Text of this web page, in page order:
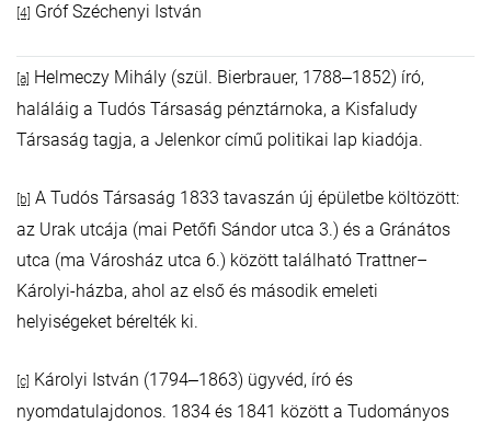
[4] Gróf Széchenyi István
[a]
Helmeczy Mihály (szül. Bierbrauer, 1788‒1852) író,
haláláig a Tudós Társaság pénztárnoka, a Kisfaludy
Társaság tagja, a Jelenkor című politikai lap kiadója.
[b] A Tudós Társaság 1833 tavaszán új épületbe költözött:
az Urak utcája (mai Petőfi Sándor utca 3.) és a Gránátos
utca (ma Városház utca 6.) között található Trattner–
Károlyi-házba, ahol az első és második emeleti
helyiségeket bérelték ki.
[c]
Károlyi István (1794‒1863) ügyvéd, író és
nyomdatulajdonos. 1834 és 1841 között a Tudományos